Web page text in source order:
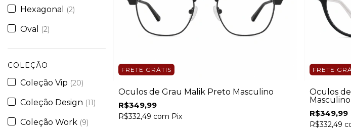
Hexagonal (2)
Oval (2)
COLEÇÃO
Coleção Vip (20)
Coleção Design (11)
Coleção Work (9)
FRETE GRÁTIS
Óculos de Grau Malik Preto Masculino
R$349,99
R$332,49 com Pix
FRETE
Óculos
Masculino
R$349,99
R$332,49